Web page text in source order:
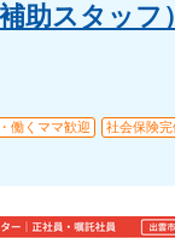
助スタッ
働くママ歓迎 社会保険完